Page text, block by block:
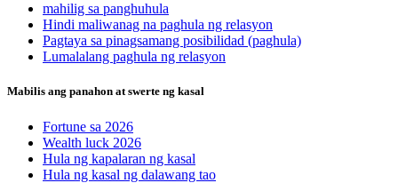
mahilig sa panghuhula
Hindi maliwanag na paghula ng relasyon
Pagtaya sa pinagsamang posibilidad (paghula)
Lumalalang paghula ng relasyon
Mabilis ang panahon at swerte ng kasal
Fortune sa 2026
Wealth luck 2026
Hula ng kapalaran ng kasal
Hula ng kasal ng dalawang tao